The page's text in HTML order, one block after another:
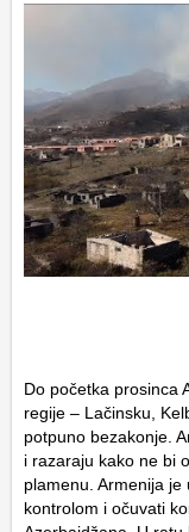
Do početka prosinca
regije – Lačinsku,
potpuno bezakonje.
i razaraju kako ne bi
plamenu. Armenija
kontrolom i očuvati